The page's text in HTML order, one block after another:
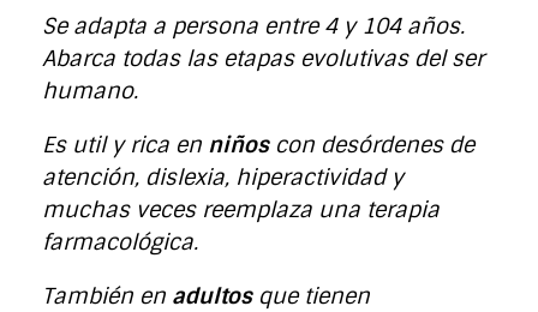
Se adapta a persona entre 4 y 104 años.
Abarca todas las etapas evolutivas del ser
humano.
Es util y rica en niños con desórdenes de
atención, dislexia, hiperactividad y
muchas veces reemplaza una terapia
farmacológica.
También en adultos que tienen